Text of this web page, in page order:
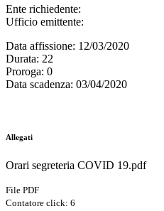
Ente richiedente:
Ufficio emittente:
Data affissione: 12/03/2020
Durata: 22
Proroga: 0
Data scadenza: 03/04/2020
Allegati
Orari segreteria COVID 19.pdf
File PDF
Contatore click: 6